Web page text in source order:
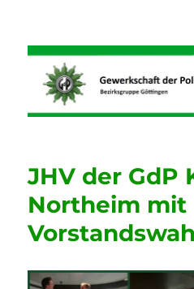
Informationen
Bezirksgruppe
JHV der GdP
Northeim mit